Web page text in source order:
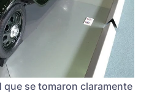
que se tomaron claramente